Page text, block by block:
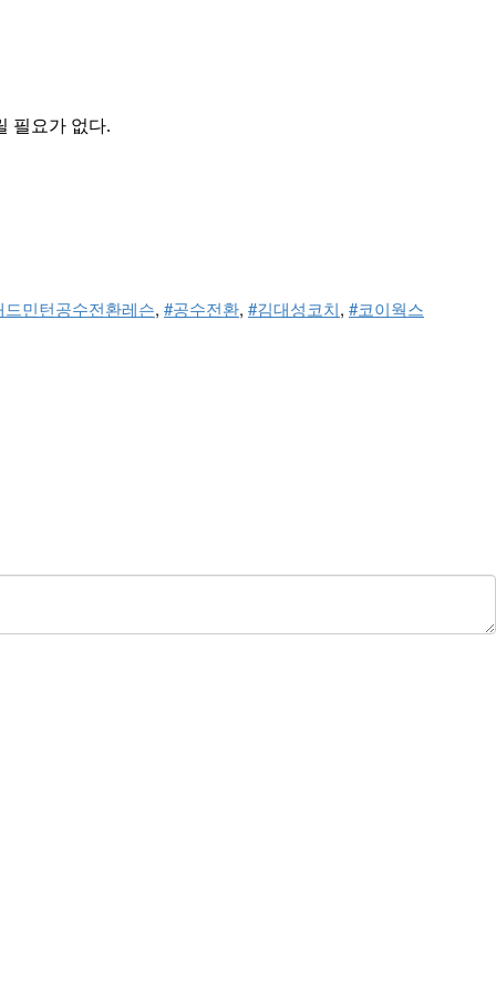
필요가 없다.
드민턴공수전환레슨, #공수전환, #김대성코치, #코이웍스